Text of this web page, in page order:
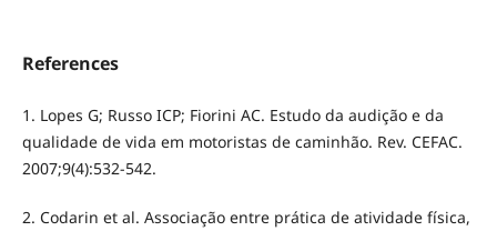
References
1. Lopes G; Russo ICP; Fiorini AC. Estudo da audição e da
qualidade de vida em motoristas de caminhão. Rev. CEFAC.
2007;9(4):532-542.
2. Codarin et al. Associação entre prática de atividade física,